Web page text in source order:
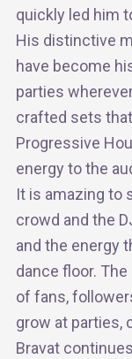
quickly led him
His distinctive
have become
parties
crafted sets
Progressive
energy to the
It is amazing to
crowd and the
and the energy
dance floor.
of fans,
grow at parties,
Bravat